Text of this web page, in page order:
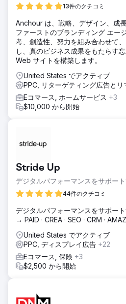
13件のクチコミ
Anchour は、戦略、デザイン、成
ファーストのブランディング エー
考、創造性、努力を組み合わせて
し、真のビジネス成果をもたらす
Web サイトを構築します。
United States でアクティブ
PPC, リターゲティング広告と
Eコマース, ホームサービス +3
$10,000 から開始
Stride Up
デジタルパフォーマンスをサポー
44件のクチコミ
デジタルパフォーマンスをサポー
→ PAID · CREA · SEO · CRM ·
United States でアクティブ
PPC, ディスプレイ広告 +22
Eコマース, 保険 +3
$2,500 から開始